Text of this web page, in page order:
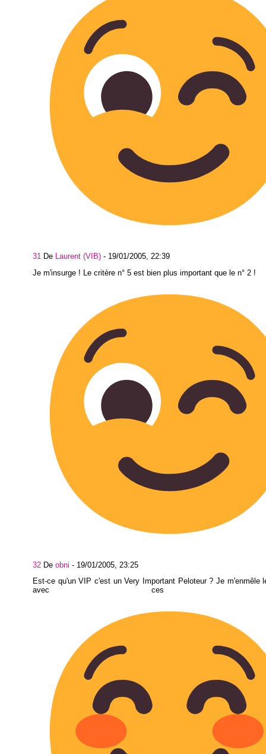
31 De Laurent (VIB) - 19/01/2005, 22:39
Je m'insurge ! Le critère n° 5 est bien plus important que le n° 2 !
32 De obni - 19/01/2005, 23:25
Est-ce qu'un VIP c'est un Very Important Peloteur ? Je m'enmêle
avec ces